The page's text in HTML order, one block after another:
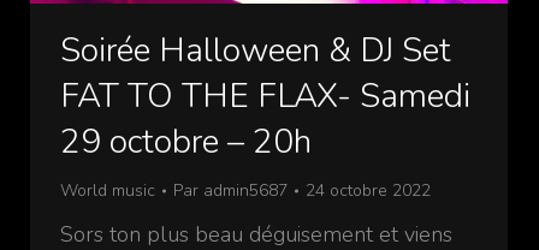
Soirée Halloween & DJ Set
FAT TO THE FLAX- Samedi
29 octobre – 20h
World music Par admin5687 24 octobre 2022
Sors ton plus beau déguisement et viens